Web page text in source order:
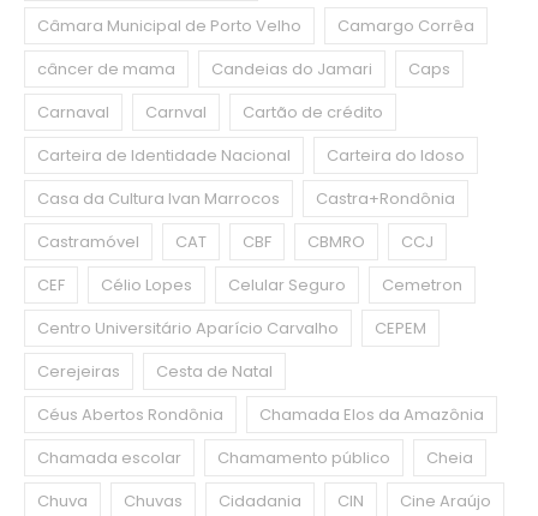
Câmara Municipal de Porto Velho
Camargo Corrêa
câncer de mama
Candeias do Jamari
Caps
Carnaval
Carnval
Cartão de crédito
Carteira de Identidade Nacional
Carteira do Idoso
Casa da Cultura Ivan Marrocos
Castra+Rondônia
Castramóvel
CAT CBF CBMRO
CCJ
CEF
Célio Lopes Celular Seguro
Cemetron
Centro Universitário Aparício Carvalho
CEPEM
Cerejeiras
Cesta de Natal
Céus Abertos Rondônia
Chamada Elos da Amazônia
Chamada escolar
Chamamento público
Cheia
Chuva
Chuvas Cidadania CIN
Cine Araújo